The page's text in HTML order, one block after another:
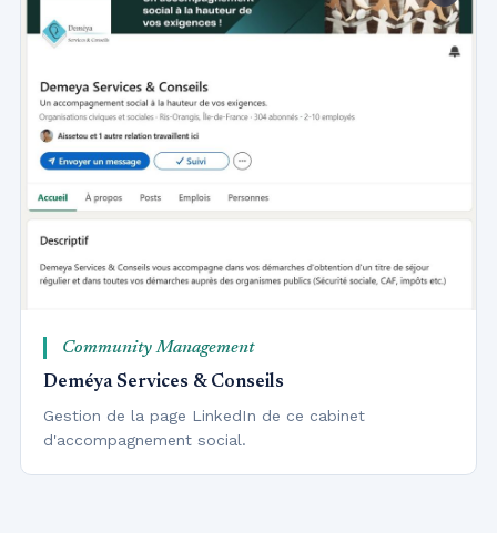
Community Management
Deméya Services & Conseils
Gestion de la page LinkedIn de ce cabinet
d'accompagnement social.